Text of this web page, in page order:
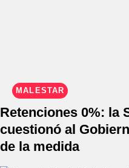
MALESTAR
Retenciones 0%: la
cuestionó al
de la medida